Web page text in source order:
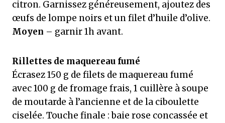
citron. Garnissez généreusement, ajoutez des
œufs de lompe noirs et un filet d’huile d’olive.
Moyen – garnir 1h avant.
Rillettes de maquereau fumé
Écrasez 150 g de filets de maquereau fumé
avec 100 g de fromage frais, 1 cuillère à soupe
de moutarde à l’ancienne et de la ciboulette
ciselée. Touche finale : baie rose concassée et